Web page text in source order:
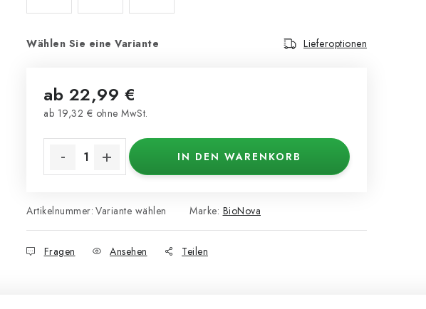
Wählen Sie eine Variante Lieferoptionen
ab 22,99 €
ab 19,32 € ohne MwSt.
IN DEN WARENKORB
Artikelnummer: Variante wählen Marke: BioNova
Fragen Ansehen Teilen